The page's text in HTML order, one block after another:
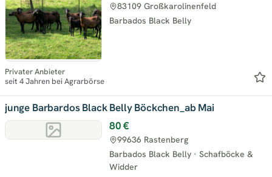
Barbados Black Belly
83109 Großkarolinenfeld
Privater Anbieter
seit 4 Jahren bei Agrarbörse
junge Barbardos Black Belly Böckchen_ab Mai
80 €
Barbados Black Belly · Schafböcke &
Widder
99636 Rastenberg